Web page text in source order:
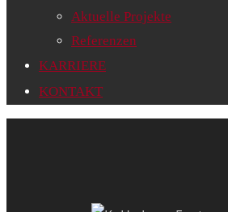
Aktuelle Projekte
Referenzen
KARRIERE
KONTAKT